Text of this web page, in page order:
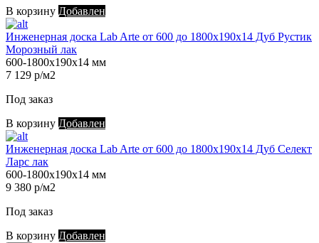
В корзину Добавлен
Инженерная доска Lab Arte от 600 до 1800х190х14 Дуб Рустик
Морозный лак
600-1800х190х14 мм
7 129 р/м2
Под заказ
В корзину Добавлен
Инженерная доска Lab Arte от 600 до 1800х190х14 Дуб Селект
Ларс лак
600-1800х190х14 мм
9 380 р/м2
Под заказ
В корзину Добавлен